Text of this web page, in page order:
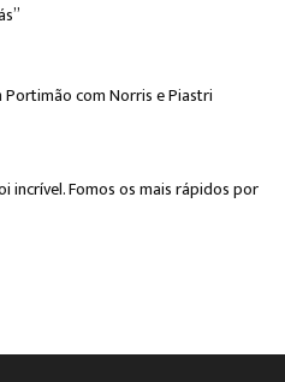
Portimão com Norris e Piastri
incrível. Fomos os mais rápidos por